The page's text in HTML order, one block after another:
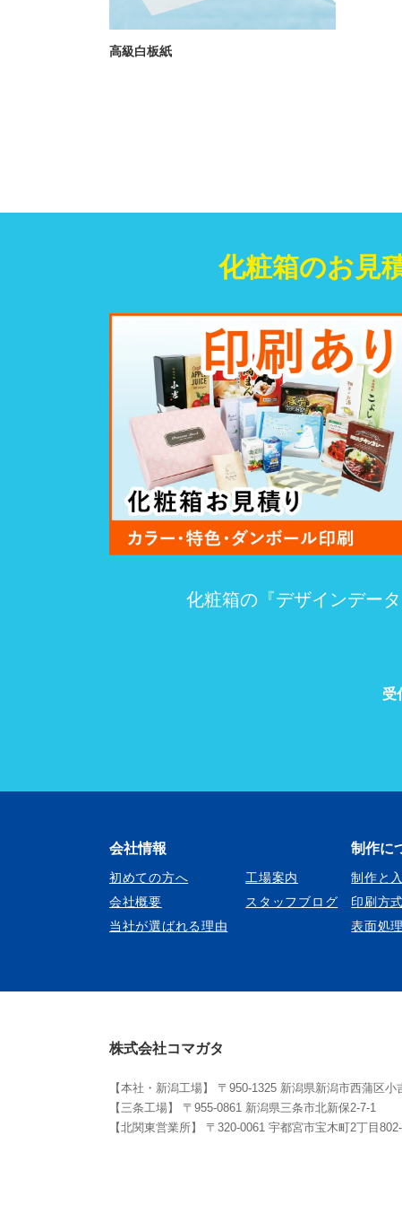
高級白板紙
化粧箱のお見
化粧箱の『デザインデー
受
会社情報
初めての方へ
会社概要
当社が選ばれる理由
工場案内
スタッフブログ
制作に
制作と
印刷方式
表面処理
株式会社コマガタ
【本社・新潟工場】 〒950-1325 新潟県新潟市西蒲区
【三条工場】 〒955-0861 新潟県三条市北新保2-7-1
【北関東営業所】 〒320-0061 宇都宮市宝木町2丁目